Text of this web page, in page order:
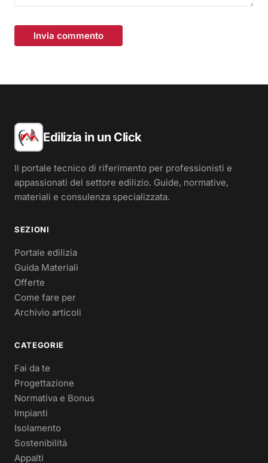
Invia commento
Edilizia in un Click
Il portale tecnico di riferimento per professionisti e
appassionati del settore edilizio. Guide, normative,
materiali e consulenza specializzata.
SEZIONI
Portale edilizia
Guida Materiali
Offerte
Come fare per
Archivio articoli
CATEGORIE
Fai da te
Progettazione
Normativa e Bonus
Impianti
Isolamento
Sostenibilità
Appalti